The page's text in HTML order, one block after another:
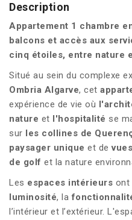
Description
Appartement 1 chambre
balcons et accès aux
cinq étoiles, entre nature
Situé au sein du complexe
Ombria Algarve, cet
expérience de vie où
nature et l'hospitalité se
sur
les collines de
paysager unique et de
de golf et la nature
Les espaces intérieurs ont
luminosité, la
l’intérieur et l’extérieur.